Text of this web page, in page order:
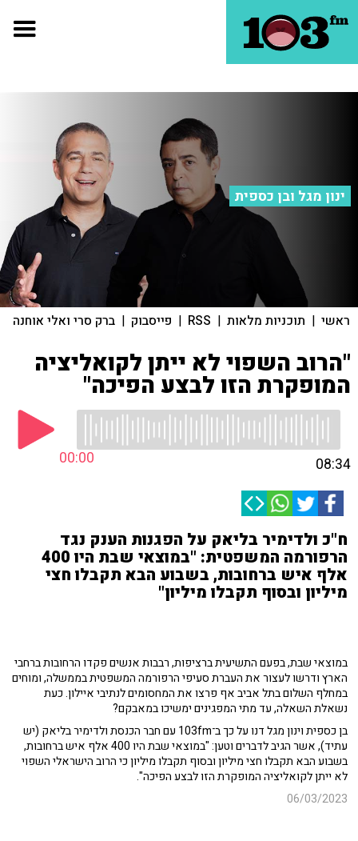
ינון מגל ובן כספית
ראשי | תוכניות מלאות |
RSS
| פייסבוק | ברק סרי ואלי אוחנה
"הרוב השפוי לא ייתן לקואליציה
המופקרת הזו לבצע הפיכה"
00:00 08:34
ח"כ ולדימיר בליאק על הפגנות הענק נגד
הרפורמה המשפטית: "במוצאי שבת היו 400
אלף איש ברחובות, בשבוע הבא תקבלו חצי
מיליון ובסוף תקבלו מיליון"
במוצאי שבת, בפעם התשיעית ברציפות, רבבות אנשים פקדו הרחובות ברחבי
הארץ ודרשו לעצור את העברת סעיפי הרפורמה המשפטית בממשלה, ומוחים
במחלף השלום בתל אביב אף פרצו את המחסומים לנתיבי איילון. כעת
נשאלת השאלה, עד מתי המפגינים ימשיכו במאבקם?
בן כספית וינון מגל דנו על כך ב־103fm עם חבר הכנסת ולדימיר בליאק (יש
עתיד), אשר הגיב לדברים וטען: "במוצאי שבת היו 400 אלף איש ברחובות,
בשבוע הבא תקבלו חצי מיליון ובסוף תקבלו מיליון כי הרוב הישראלי השפוי
לא ייתן לקואליציה המופקרת הזו לבצע הפיכה".
06/03/2023